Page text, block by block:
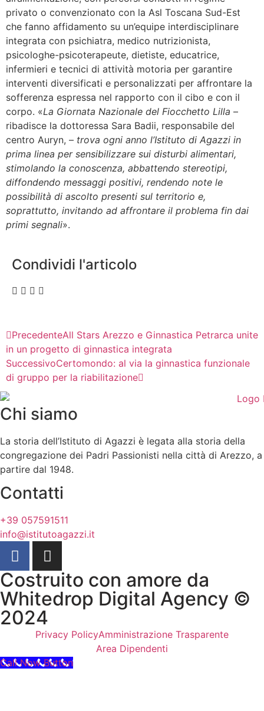
privato o convenzionato con la Asl Toscana Sud-Est
che fanno affidamento su un’equipe interdisciplinare
integrata con psichiatra, medico nutrizionista,
psicologhe-psicoterapeute, dietiste, educatrice,
infermieri e tecnici di attività motoria per garantire
interventi diversificati e personalizzati per affrontare la
sofferenza espressa nel rapporto con il cibo e con il
corpo. «La Giornata Nazionale del Fiocchetto Lilla –
ribadisce la dottoressa Sara Badii, responsabile del
centro Auryn, – trova ogni anno l’Istituto di Agazzi in
prima linea per sensibilizzare sui disturbi alimentari,
stimolando la conoscenza, abbattendo stereotipi,
diffondendo messaggi positivi, rendendo note le
possibilità di ascolto presenti sul territorio e,
soprattutto, invitando ad affrontare il problema fin dai
primi segnali».
Condividi l'articolo
PrecedenteAll Stars Arezzo e Ginnastica Petrarca unite
in un progetto di ginnastica integrata
SuccessivoCertomondo: al via la ginnastica funzionale
di gruppo per la riabilitazione
Chi siamo
La storia dell’Istituto di Agazzi è legata alla storia della
congregazione dei Padri Passionisti nella città di Arezzo, a
partire dal 1948.
Contatti
+39 057591511
info@istitutoagazzi.it
Costruito con amore da
Whitedrop Digital Agency ©
2024
Privacy PolicyAmministrazione Trasparente
Area Dipendenti
Call Now Button